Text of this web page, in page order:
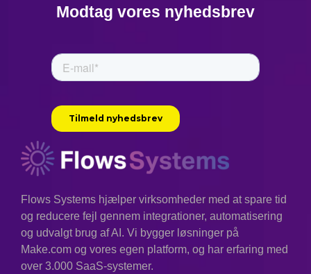
Modtag vores nyhedsbrev
Flows Systems hjælper virksomheder med at spare tid
og reducere fejl gennem integrationer, automatisering
og udvalgt brug af AI. Vi bygger løsninger på
Make.com og vores egen platform, og har erfaring med
over 3.000 SaaS-systemer.